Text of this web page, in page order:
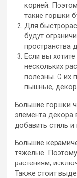
корней.
такие горшки
Для
будут
пространства
Если вы
нескольких
полезны. С их
пышные,
Большие горшки
элемента декора
добавить стиль и
Большие
тяжелые.
растениям,
Также стоит